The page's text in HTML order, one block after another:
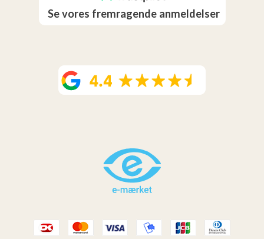
Se vores fremragende anmeldelser